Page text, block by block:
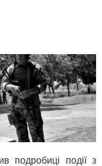
подробиці події з